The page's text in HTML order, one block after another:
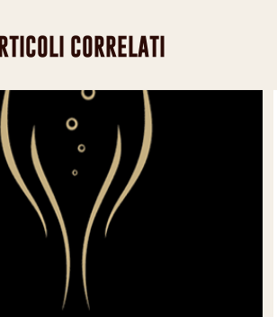
CORRELATI